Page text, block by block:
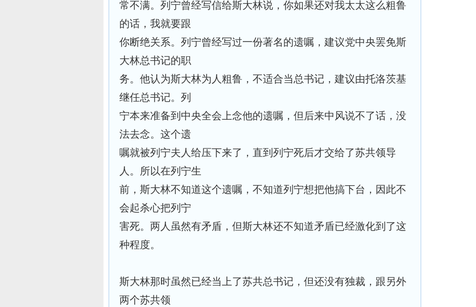
常不满。列宁曾经写信给斯大林说，你如果还对我太太这么粗鲁
的话，我就要跟
你断绝关系。列宁曾经写过一份著名的遗嘱，建议党中央罢免斯
大林总书记的职
务。他认为斯大林为人粗鲁，不适合当总书记，建议由托洛茨基
继任总书记。列
宁本来准备到中央全会上念他的遗嘱，但后来中风说不了话，没
法去念。这个遗
嘱就被列宁夫人给压下来了，直到列宁死后才交给了苏共领导
人。所以在列宁生
前，斯大林不知道这个遗嘱，不知道列宁想把他搞下台，因此不
会起杀心把列宁
害死。两人虽然有矛盾，但斯大林还不知道矛盾已经激化到了这
种程度。
斯大林那时虽然已经当上了苏共总书记，但还没有独裁，跟另外
两个苏共领